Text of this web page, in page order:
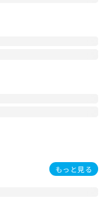
もっと見る